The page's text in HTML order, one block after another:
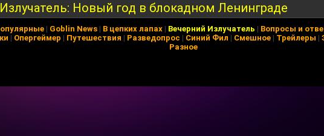
Новый год в блокадном Ленинграде
| Goblin News | В цепких лапах | Вечерний Излучатель | Вопросы и
| Опергеймер | Путешествия | Разведопрос | Синий Фил | Смешное | Трейлеры |
Разное